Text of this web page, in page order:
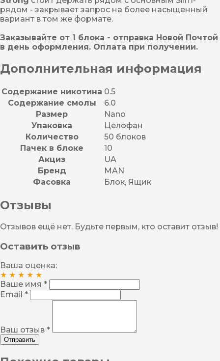
рядом - закрывает запрос на более насыщенный
вариант в том же формате.
Заказывайте от 1 блока - отправка Новой Почтой
в день оформления. Оплата при получении.
Дополнительная информация
Содержание никотина 0.5
Содержание смолы
6.0
Размер
Nano
Упаковка
Целофан
Количество
50 блоков
Пачек в блоке
10
Акциз
UA
Бренд
MAN
Фасовка
Блок, Ящик
Отзывы
Отзывов ещё нет. Будьте первым, кто оставит отзыв!
Оставить отзыв
Ваша оценка:
★ ★ ★ ★ ★
Ваше имя *
Email *
Ваш отзыв *
Отправить